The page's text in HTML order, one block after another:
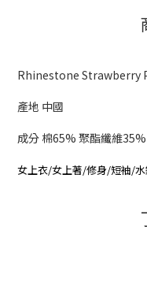
Rhinestone Strawberry
產地 中國
成分 棉65% 聚酯纖維35%
女上衣/女上著/修身/短袖/